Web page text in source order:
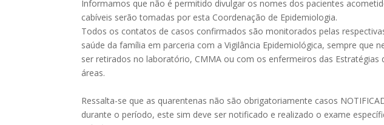
Informamos que não é permitido divulgar os nomes dos pacientes
cabíveis serão tomadas por esta Coordenação de Epidemiologia.
Todos os contatos de casos confirmados são monitorados pelas
saúde da família em parceria com a Vigilância Epidemiológica, sempre que
ser retirados no laboratório, CMMA ou com os enfermeiros das Estratégias
áreas.
Ressalta-se que as quarentenas não são obrigatoriamente casos
durante o período, este sim deve ser notificado e realizado o exame